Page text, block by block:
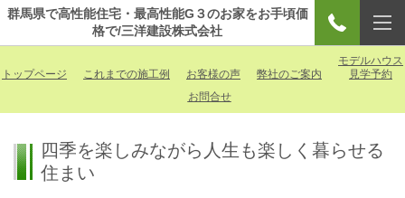
群馬県で高性能住宅・最高性能G３のお家をお手頃価
格で/三洋建設株式会社
トップページ これまでの施工例 お客様の声 弊社のご案内
モデルハウス
見学予約
お問合せ
四季を楽しみながら人生も楽しく暮らせる
住まい